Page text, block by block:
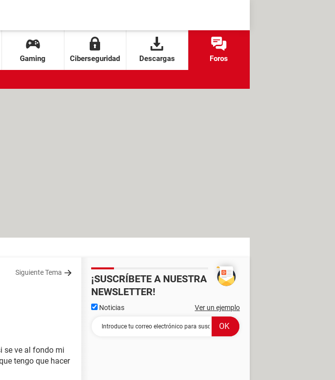
Gaming Ciberseguridad Descargas Foros
Siguiente Tema
se ve al fondo mi
tengo que hacer
¡SUSCRÍBETE A NUESTRA
NEWSLETTER!
Noticias Ver un ejemplo